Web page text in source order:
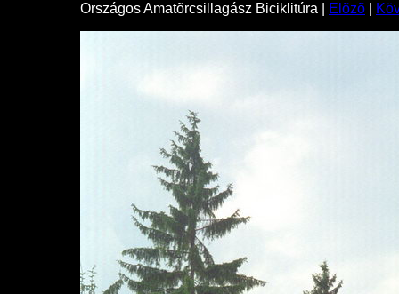
Országos Amatõrcsillagász Biciklitúra | Elõzõ